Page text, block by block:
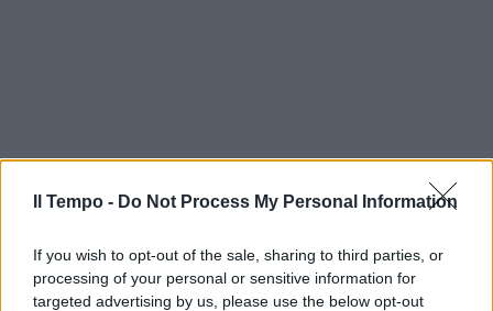
Il Tempo - Do Not Process My Personal Information
If you wish to opt-out of the sale, sharing to third parties, or
processing of your personal or sensitive information for
targeted advertising by us, please use the below opt-out